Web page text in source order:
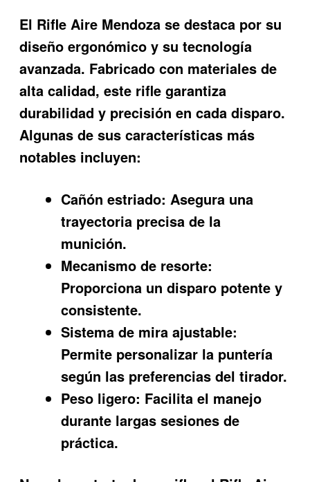
El Rifle Aire Mendoza se destaca por su
diseño ergonómico y su tecnología
avanzada. Fabricado con materiales de
alta calidad, este rifle garantiza
durabilidad y precisión en cada disparo.
Algunas de sus características más
notables incluyen:
Cañón estriado: Asegura una
trayectoria precisa de la
munición.
Mecanismo de resorte:
Proporciona un disparo potente y
consistente.
Sistema de mira ajustable:
Permite personalizar la puntería
según las preferencias del tirador.
Peso ligero: Facilita el manejo
durante largas sesiones de
práctica.